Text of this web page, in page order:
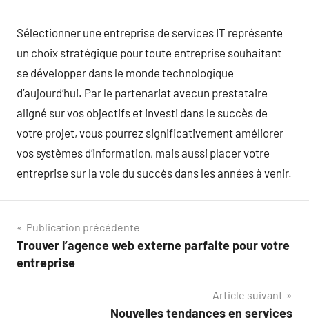
Sélectionner une entreprise de services IT représente
un choix stratégique pour toute entreprise souhaitant
se développer dans le monde technologique
d’aujourd’hui. Par le partenariat avecun prestataire
aligné sur vos objectifs et investi dans le succès de
votre projet, vous pourrez significativement améliorer
vos systèmes d’information, mais aussi placer votre
entreprise sur la voie du succès dans les années à venir.
Navigation
de
Publication précédente
Trouver l’agence web externe parfaite pour votre
entreprise
Article suivant
Nouvelles tendances en services